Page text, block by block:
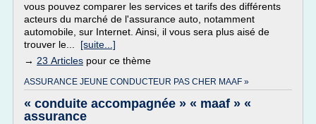
vous pouvez comparer les services et tarifs des différents
acteurs du marché de l'assurance auto, notamment
automobile, sur Internet. Ainsi, il vous sera plus aisé de
trouver le... [suite...]
→ 23 Articles pour ce thème
ASSURANCE JEUNE CONDUCTEUR PAS CHER MAAF »
« conduite accompagnée » « maaf » «
assurance